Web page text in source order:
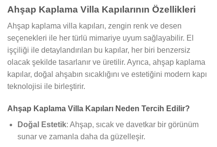
Ahşap Kaplama Villa Kapılarının Özellikleri
Ahşap kaplama villa kapıları, zengin renk ve desen
seçenekleri ile her türlü mimariye uyum sağlayabilir. El
işçiliği ile detaylandırılan bu kapılar, her biri benzersiz
olacak şekilde tasarlanır ve üretilir. Ayrıca, ahşap kaplama
kapılar, doğal ahşabın sıcaklığını ve estetiğini modern kapı
teknolojisi ile birleştirir.
Ahşap Kaplama Villa Kapıları Neden Tercih Edilir?
Doğal Estetik: Ahşap, sıcak ve davetkar bir görünüm
sunar ve zamanla daha da güzelleşir.